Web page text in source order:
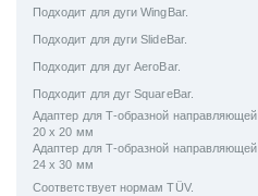
Подходит для дуги WingBar.
Подходит для дуги SlideBar.
Подходит для дуг AeroBar.
Подходит для дуг SquareBar.
Адаптер для Т-образной направляющей
20 х 20 мм
Адаптер для Т-образной направляющей
24 х 30 мм
Соответствует нормам TÜV.